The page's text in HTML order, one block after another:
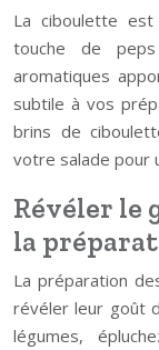
La ciboulette
touche de
aromatiques
subtile à vos
brins de
votre salade pour
Révéler le
la
La préparation
révéler leur goût
légumes,